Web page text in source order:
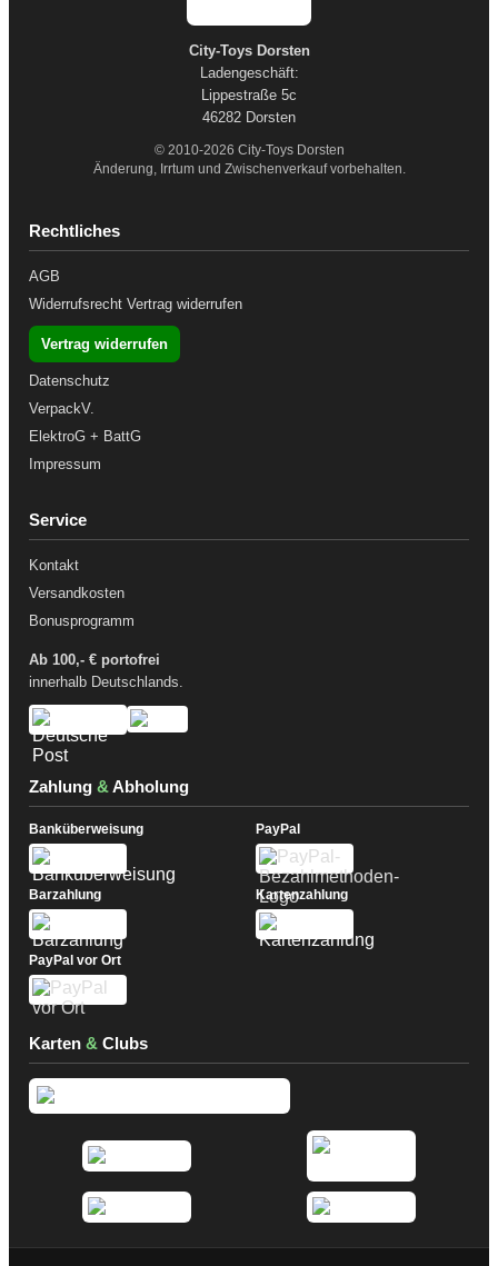
City-Toys Dorsten
Ladengeschäft:
Lippestraße 5c
46282 Dorsten
© 2010-2026 City-Toys Dorsten
Änderung, Irrtum und Zwischenverkauf vorbehalten.
Rechtliches
AGB
Widerrufsrecht Vertrag widerrufen
Vertrag widerrufen
Datenschutz
VerpackV.
ElektroG + BattG
Impressum
Service
Kontakt
Versandkosten
Bonusprogramm
Ab 100,- € portofrei
innerhalb Deutschlands.
Zahlung &Abholung
Banküberweisung PayPal
Barzahlung Kartenzahlung
PayPal vor Ort
Karten & Clubs